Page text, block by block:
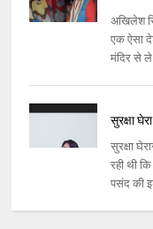
अखिलेश
एक ऐसा
मंदिर से
सुरक्षा
सुरक्षा
रही थी
पसंद की